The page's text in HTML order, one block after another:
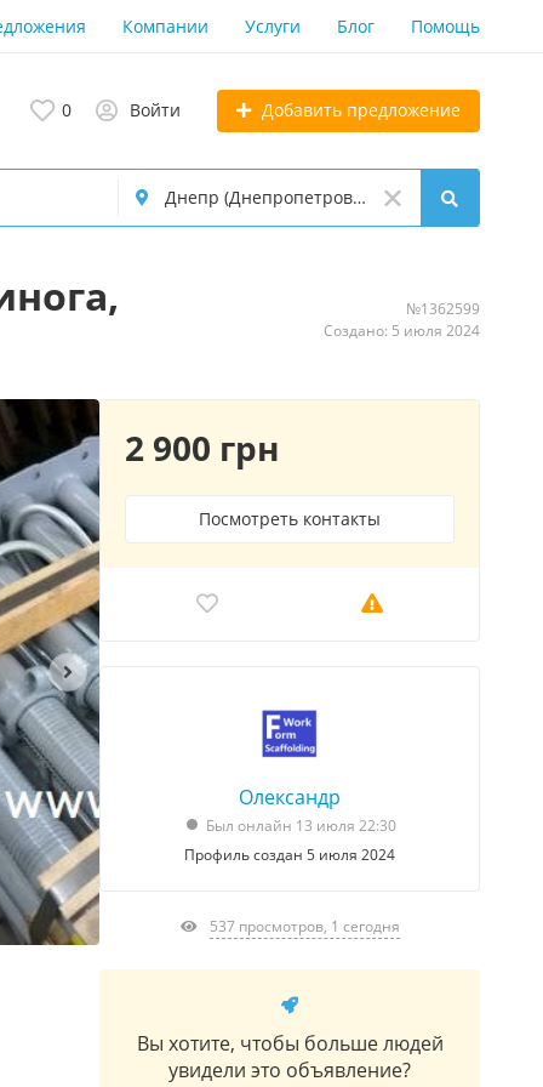
Компании Услуги Блог Помощь
0 Войти Добавить предложение
№1362599
Создано: 5 июля 2024
2 900 грн
Посмотреть контакты
Олександр
Был онлайн 13 июля 22:30
Профиль создан 5 июля 2024
537 просмотров, 1 сегодня
Вы хотите, чтобы больше людей
увидели это объявление?